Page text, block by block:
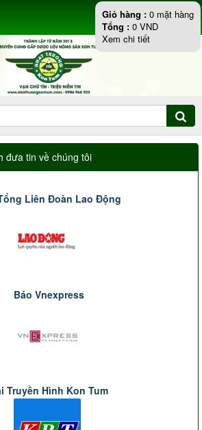
đưa tin về chúng tôi
Liên Đoàn Lao Động
Báo Vnexpress
Truyền Hình Kon Tum
Giỏ hàng : 0 mặt hàng
Tổng : 0 VND
Xem chi tiết